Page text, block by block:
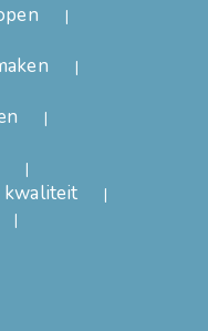
kwaliteit